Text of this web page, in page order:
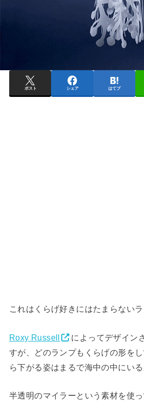
ポスト シェア はてブ
これはくらげ好きにはたまらないラ
Roxy Russell
によってデザイン
すが、どのランプもくらげの形を
ら下がる姿はまるで海中の中にいる
半透明のマイラーという素材を使